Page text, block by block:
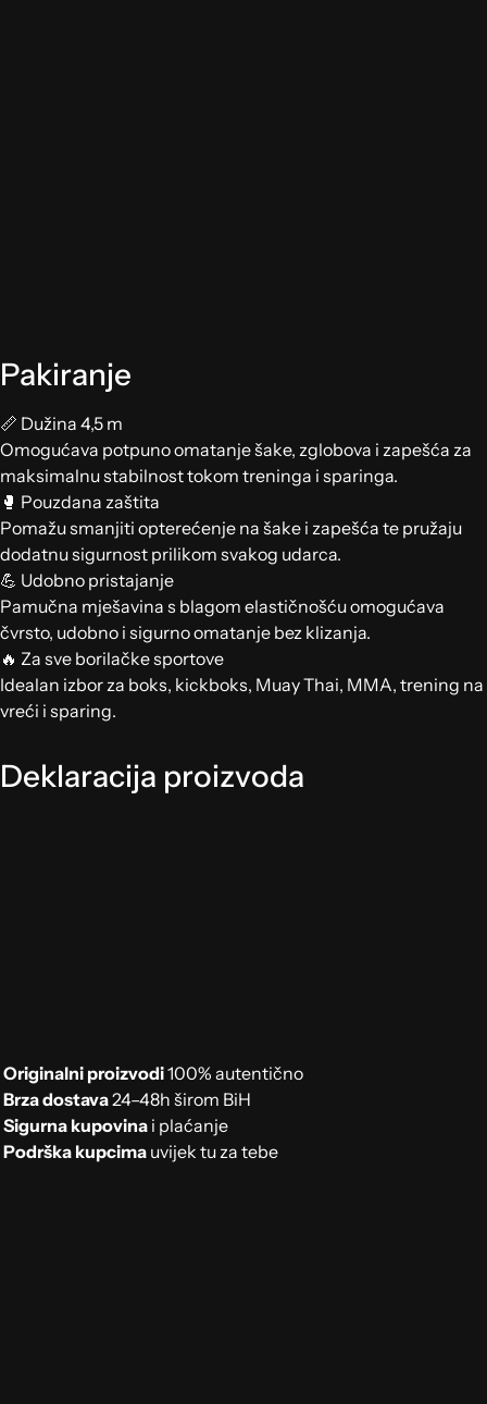
Pakiranje
📏 Dužina 4,5 m
Omogućava potpuno omatanje šake, zglobova i zapešća za
maksimalnu stabilnost tokom treninga i sparinga.
🥊 Pouzdana zaštita
Pomažu smanjiti opterećenje na šake i zapešća te pružaju
dodatnu sigurnost prilikom svakog udarca.
💪 Udobno pristajanje
Pamučna mješavina s blagom elastičnošću omogućava
čvrsto, udobno i sigurno omatanje bez klizanja.
🔥 Za sve borilačke sportove
Idealan izbor za boks, kickboks, Muay Thai, MMA, trening na
vreći i sparing.
Deklaracija proizvoda
Originalni proizvodi100% autentično
Brza dostava24–48h širom BiH
Sigurna kupovina i plaćanje
Podrška kupcima uvijek tu za tebe